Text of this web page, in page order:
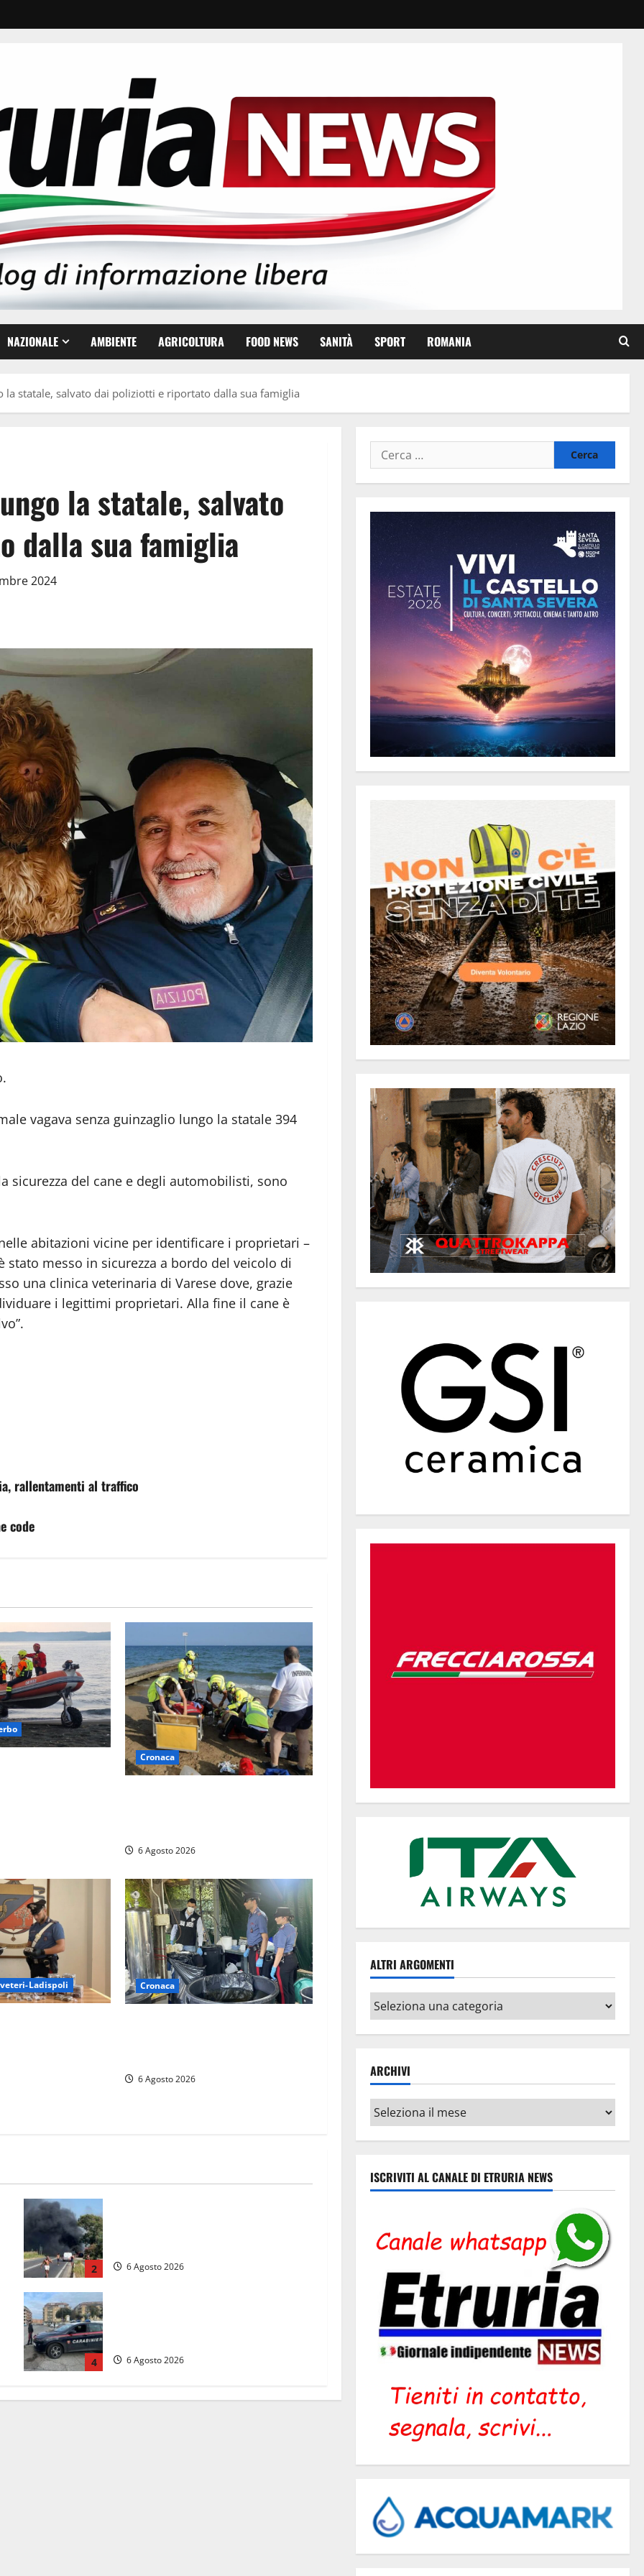
NAZIONALE AMBIENTE AGRICOLTURA FOOD NEWS SANITÀ SPORT ROMANIA
la statale, salvato dai poliziotti e riportato dalla sua famiglia
la statale, salvato
dalla sua famiglia
2024
vagava senza guinzaglio lungo la statale 394
sicurezza del cane e degli automobilisti, sono
abitazioni vicine per identificare i proprietari –
messo in sicurezza a bordo del veicolo di
una clinica veterinaria di Varese dove, grazie
i legittimi proprietari. Alla fine il cane è
rallentamenti al traffico
code
Cronaca
6 Agosto 2026
Ladispoli Cronaca
6 Agosto 2026
2 6 Agosto 2026
4 6 Agosto 2026
Ricerca
per:
ALTRI ARGOMENTI
Altri
argomenti
ARCHIVI
Archivi
ISCRIVITI AL CANALE DI ETRURIA NEWS